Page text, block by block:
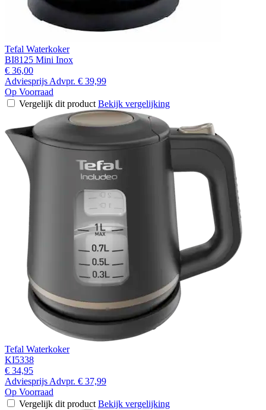
Tefal Waterkoker
BI8125 Mini Inox
€ 36,00
Adviesprijs Advpr. € 39,99
Op Voorraad
Vergelijk dit product Bekijk vergelijking
Tefal Waterkoker
KI5338
€ 34,95
Adviesprijs Advpr. € 37,99
Op Voorraad
Vergelijk dit product Bekijk vergelijking